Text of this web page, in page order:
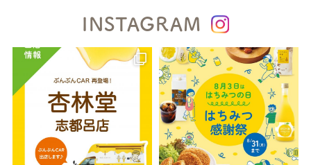
INSTAGRAM